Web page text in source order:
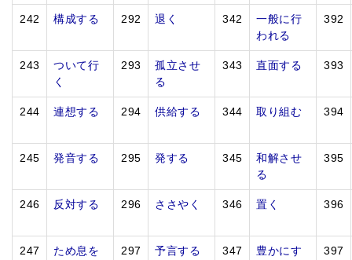
242 構成する 292 退く 342
一般に行
われる
392
243
ついて行
く
293
孤立させ
る
343 直面する 393
244 連想する 294 供給する 344 取り組む 394
245 発音する 295 発する 345
和解させ
る
395
246 反対する 296 ささやく 346 置く 396
247
ため息を
297 予言する 347
豊かにす
397